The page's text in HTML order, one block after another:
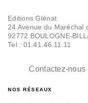
Editions Glénat
24 Avenue du Maréchal
92772 BOULOGNE-
Tel : 01.41.46.11.11
Contactez-nous
NOS RÉSEAUX